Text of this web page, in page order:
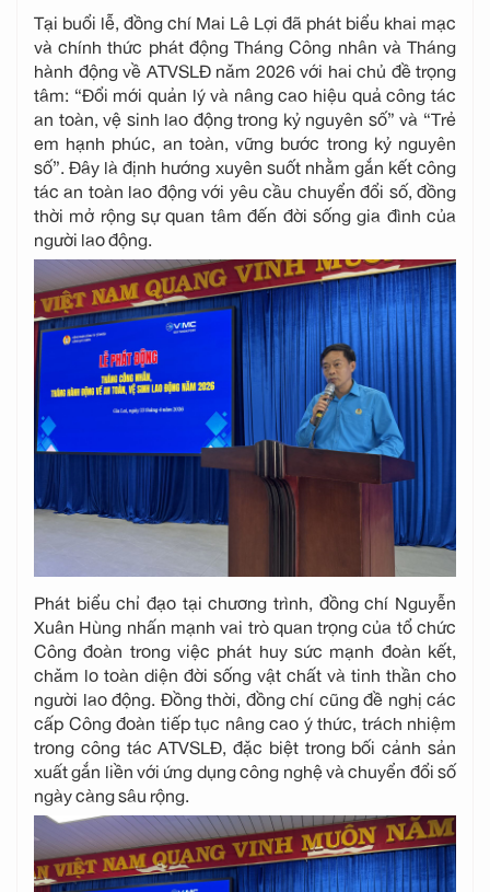
Tại buổi lễ, đồng chí Mai Lê Lợi đã phát biểu khai mạc
và chính thức phát động Tháng Công nhân và Tháng
hành động về ATVSLĐ năm 2026 với hai chủ đề trọng
tâm: “Đổi mới quản lý và nâng cao hiệu quả công tác
an toàn, vệ sinh lao động trong kỷ nguyên số” và “Trẻ
em hạnh phúc, an toàn, vững bước trong kỷ nguyên
số”. Đây là định hướng xuyên suốt nhằm gắn kết công
tác an toàn lao động với yêu cầu chuyển đổi số, đồng
thời mở rộng sự quan tâm đến đời sống gia đình của
người lao động.
Phát biểu chỉ đạo tại chương trình, đồng chí Nguyễn
Xuân Hùng nhấn mạnh vai trò quan trọng của tổ chức
Công đoàn trong việc phát huy sức mạnh đoàn kết,
chăm lo toàn diện đời sống vật chất và tinh thần cho
người lao động. Đồng thời, đồng chí cũng đề nghị các
cấp Công đoàn tiếp tục nâng cao ý thức, trách nhiệm
trong công tác ATVSLĐ, đặc biệt trong bối cảnh sản
xuất gắn liền với ứng dụng công nghệ và chuyển đổi số
ngày càng sâu rộng.